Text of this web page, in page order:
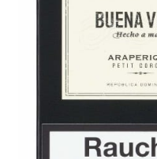
Корзина
Оформление заказа
Табак на заказ